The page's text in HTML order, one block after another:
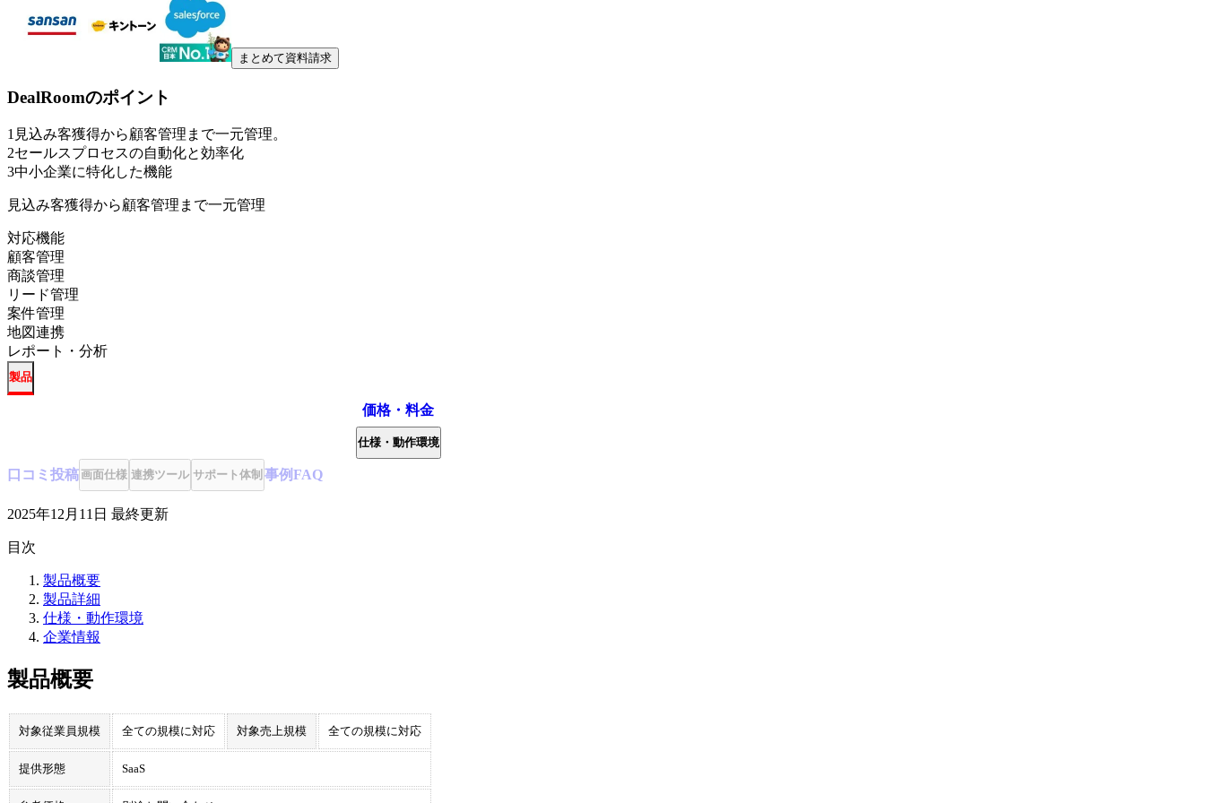
まとめて資料請求
DealRoomのポイント
1 見込み客獲得から顧客管理まで一元管理。
2セールスプロセスの自動化と効率化
3中小企業に特化した機能
見込み客獲得から顧客管理まで一元管理
対応機能
顧客管理
商談管理
リード管理
案件管理
地図連携
レポート・分析
製品
価格・料金
仕様・動作環境
口コミ 投稿画面仕様 連携ツール サポート体制 事例FAQ
2025年12月11日 最終更新
目次
製品概要
製品詳細
仕様・動作環境
企業情報
製品概要
対象従業員規模 全ての規模に対応 対象売上規模 全ての規模に対応
提供形態 SaaS